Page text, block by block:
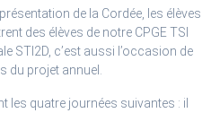
de la Cordée, les élèves
des élèves de notre CPGE TSI
STI2D, c’est aussi l’occasion de
du projet annuel.
les quatre journées suivantes : il